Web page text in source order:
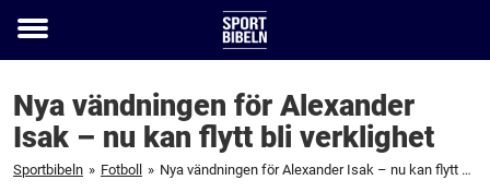
Toggle
Nya vändningen för Alexander
Isak – nu kan flytt bli verklighet
Sportbibeln » Fotboll » Nya vändningen för Alexander Isak – nu kan flytt bli verklighet